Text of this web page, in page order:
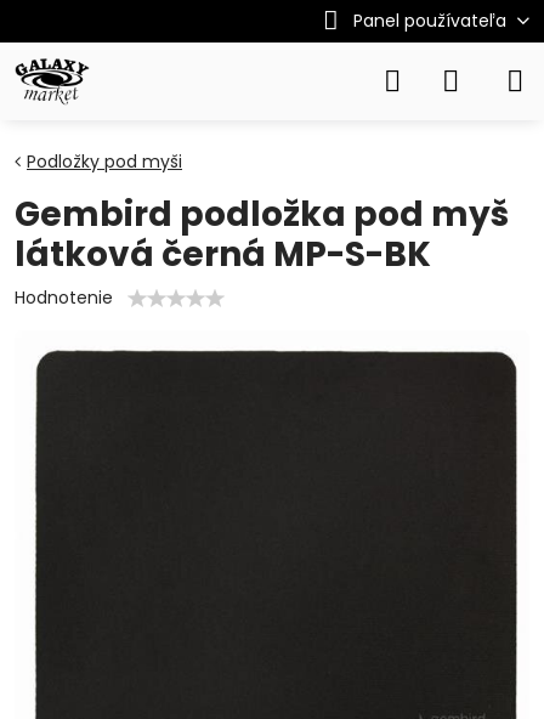
Panel používateľa
Podložky pod myši
Gembird podložka pod myš
látková černá MP-S-BK
Hodnotenie